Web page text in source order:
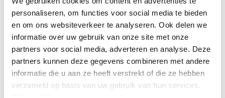
personaliseren, om functies voor social media te bieden
en om ons websiteverkeer te analyseren. Ook delen we
informatie over uw gebruik van onze site met onze
partners voor social media, adverteren en analyse. Deze
partners kunnen deze gegevens combineren met andere
informatie die u aan ze heeft verstrekt of die ze hebben
verzameld op basis van uw gebruik van hun services.
Terugblik bijeenkomst over ‘Veilige Grond’
Stem jij ook op 29 oktober?